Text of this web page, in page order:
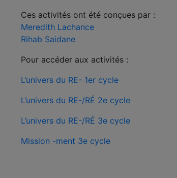
Ces activités ont été conçues par :
Meredith Lachance
Rihab Saidane
Pour accéder aux activités :
L’univers du RE- 1er cycle
L’univers du RE-/RÉ 2e cycle
L’univers du RE-/RÉ 3e cycle
Mission -ment 3e cycle